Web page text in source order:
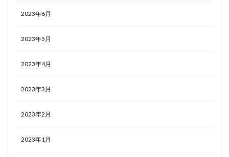
2023年6月
2023年5月
2023年4月
2023年3月
2023年2月
2023年1月